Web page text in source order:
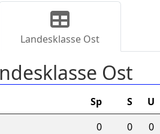
Landesklasse Ost
Ost
Sp S U
0 0 0